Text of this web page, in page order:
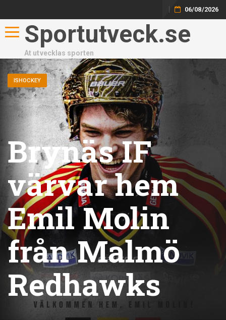
06/08/2026
Toggle navigation
Sportutveck.se
At utvecklas sporten
ISHOCKEY
Brynäs IF
värvar hem
Emil Molin
från Malmö
Redhawks